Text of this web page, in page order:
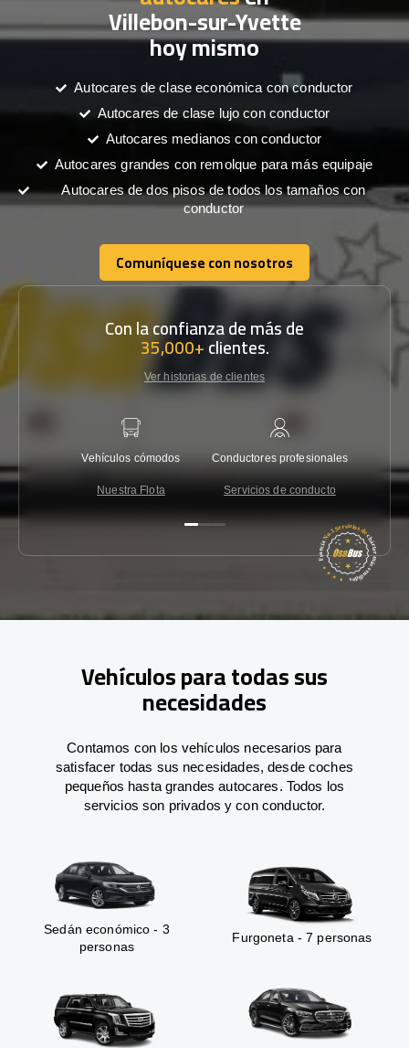
Villebon-sur-Yvette
hoy mismo
Autocares de clase económica con conductor
Autocares de clase lujo con conductor
Autocares medianos con conductor
Autocares grandes con remolque para más equipaje
Autocares de dos pisos de todos los tamaños con
conductor
Comuníquese con nosotros
Comuníquese con nosotros
Con la confianza de más de
35,000+clientes.
Ver historias de clientes
Vehículos cómodos
Nuestra Flota
Conductores profesionales
Servicios de conducto
Vehículos para todas sus
necesidades
Contamos con los vehículos necesarios para
satisfacer todas sus necesidades, desde coches
pequeños hasta grandes autocares. Todos los
servicios son privados y con conductor.
Sedán económico - 3
personas
Furgoneta - 7 personas